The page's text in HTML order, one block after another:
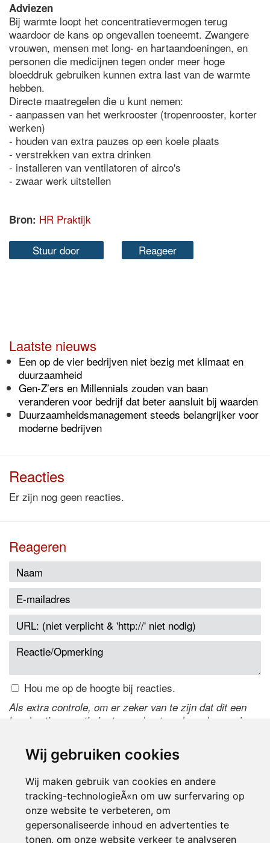
Wij gebruiken cookies
Wij maken gebruik van cookies en andere
tracking-technologieÃ«n om uw surfervaring op
onze website te verbeteren, om
gepersonaliseerde inhoud en advertenties te
tonen, om onze website verkeer te analyseren
Adviezen
Bij warmte loopt het concentratievermogen terug
waardoor de kans op ongevallen toeneemt. Zwangere
vrouwen, mensen met long- en hartaandoeningen, en
personen die medicijnen tegen onder meer hoge
bloeddruk gebruiken kunnen extra last van de warmte
hebben.
Directe maatregelen die u kunt nemen:
- aanpassen van het werkrooster (tropenrooster, korter
werken)
- houden van extra pauzes op een koele plaats
- verstrekken van extra drinken
- installeren van ventilatoren of airco's
- zwaar werk uitstellen
Bron: HR Praktijk
Stuur door Reageer
Laatste nieuws
Een op de vier bedrijven niet bezig met klimaat en
duurzaamheid
Gen-Z’ers en Millennials zouden van baan
veranderen voor bedrijf dat beter aansluit bij waarden
Duurzaamheidsmanagement steeds belangrijker voor
moderne bedrijven
Reacties
Er zijn nog geen reacties.
Reageren
Hou me op de hoogte bij reacties.
Als extra controle, om er zeker van te zijn dat dit een
handmatige reactie is, typ onderstaande code over in
de code te wijzigen.